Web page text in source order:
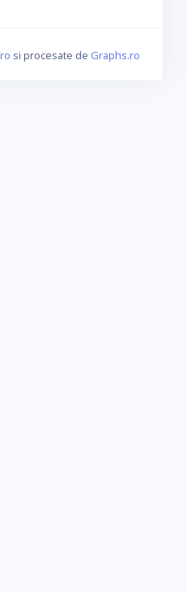
si procesate de Graphs.ro